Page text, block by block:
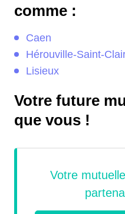
comme :
Caen
Hérouville-Saint-
Lisieux
Votre future
que vous !